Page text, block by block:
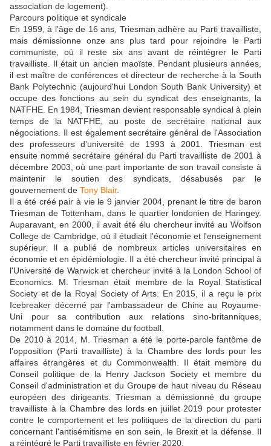
association de logement).
Parcours politique et syndicale
En 1959, à l'âge de 16 ans, Triesman adhère au Parti travailliste,
mais démissionne onze ans plus tard pour rejoindre le Parti
communiste, où il reste six ans avant de réintégrer le Parti
travailliste. Il était un ancien maoïste. Pendant plusieurs années,
il est maître de conférences et directeur de recherche à la South
Bank Polytechnic (aujourd'hui London South Bank University) et
occupe des fonctions au sein du syndicat des enseignants, la
NATFHE. En 1984, Triesman devient responsable syndical à plein
temps de la NATFHE, au poste de secrétaire national aux
négociations. Il est également secrétaire général de l'Association
des professeurs d'université de 1993 à 2001. Triesman est
ensuite nommé secrétaire général du Parti travailliste de 2001 à
décembre 2003, où une part importante de son travail consiste à
maintenir le soutien des syndicats, désabusés par le
gouvernement de Tony Blair.
Il a été créé pair à vie le 9 janvier 2004, prenant le titre de baron
Triesman de Tottenham, dans le quartier londonien de Haringey.
Auparavant, en 2000, il avait été élu chercheur invité au Wolfson
College de Cambridge, où il étudiait l'économie et l'enseignement
supérieur. Il a publié de nombreux articles universitaires en
économie et en épidémiologie. Il a été chercheur invité principal à
l'Université de Warwick et chercheur invité à la London School of
Economics. M. Triesman était membre de la Royal Statistical
Society et de la Royal Society of Arts. En 2015, il a reçu le prix
Icebreaker décerné par l'ambassadeur de Chine au Royaume-
Uni pour sa contribution aux relations sino-britanniques,
notamment dans le domaine du football.
De 2010 à 2014, M. Triesman a été le porte-parole fantôme de
l'opposition (Parti travailliste) à la Chambre des lords pour les
affaires étrangères et du Commonwealth. Il était membre du
Conseil politique de la Henry Jackson Society et membre du
Conseil d'administration et du Groupe de haut niveau du Réseau
européen des dirigeants. Triesman a démissionné du groupe
travailliste à la Chambre des lords en juillet 2019 pour protester
contre le comportement et les politiques de la direction du parti
concernant l'antisémitisme en son sein, le Brexit et la défense. Il
a réintégré le Parti travailliste en février 2020.